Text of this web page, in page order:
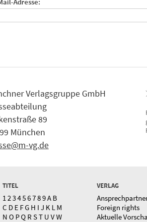
Verlagsgruppe GmbH
89
München
vg.de
TITEL
1 23456789A B
C D E FG H I J K L M
N O PQ R ST U VW
VERLAG
Foreign rights
Aktuelle